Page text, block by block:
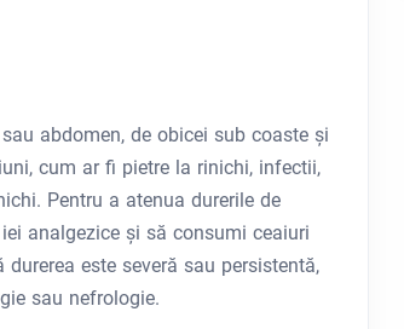
abdomen, de obicei sub coaste și
cum ar fi pietre la rinichi, infectii,
Pentru a atenua durerile de
analgezice și să consumi ceaiuri
este severă sau persistentă,
sau nefrologie.